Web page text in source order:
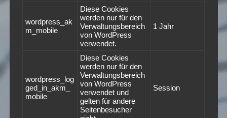
wordpress_ak
m_mobile
Diese Cookies
werden nur für den
Verwaltungsbereich
von WordPress
verwendet.
1 Jahr
wordpress_log
ged_in_akm_
mobile
Diese Cookies
werden nur für den
Verwaltungsbereich
von WordPress
verwendet und
gelten für andere
Seitenbesucher
Session